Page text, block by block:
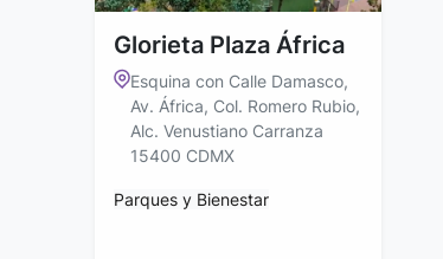
Glorieta Plaza África
Esquina con Calle Damasco,
Av. África, Col. Romero Rubio,
Alc. Venustiano Carranza
15400 CDMX
Parques y Bienestar